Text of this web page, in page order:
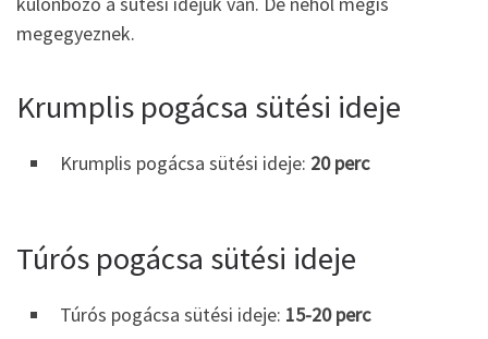
megegyeznek.
Krumplis pogácsa sütési ideje
Krumplis pogácsa sütési ideje: 20 perc
Túrós pogácsa sütési ideje
Túrós pogácsa sütési ideje: 15-20 perc